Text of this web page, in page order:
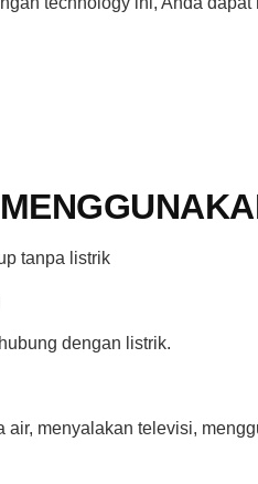
tanpa listrik
dengan listrik.
menyalakan televisi,